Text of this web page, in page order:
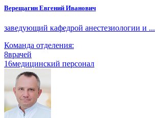
Верещагин Евгений Иванович
заведующий кафедрой анестезиологии и ...
Команда отделения:
8врачей
16медицинский персонал